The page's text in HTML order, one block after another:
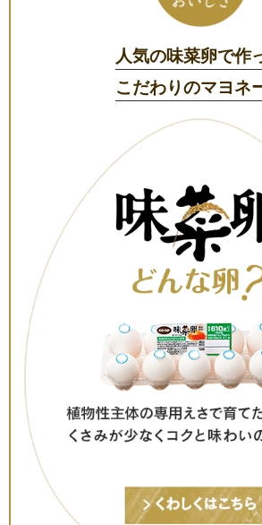
人気の味菜卵で作
こだわりのマヨネ